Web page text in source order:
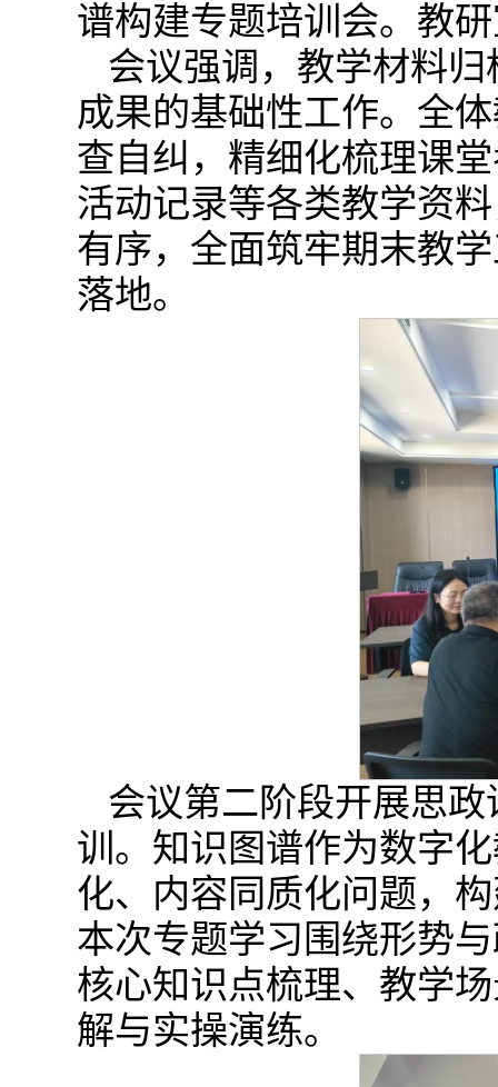
谱构建专题培训会。教
会议强调，教学材料
成果的基础性工作。全
查自纠，精细化梳理课
活动记录等各类教学资
有序，全面筑牢期末教
落地。
会议第二阶段开展思
训。知识图谱作为数字
化、内容同质化问题，
本次专题学习围绕形势
核心知识点梳理、教学
解与实操演练。